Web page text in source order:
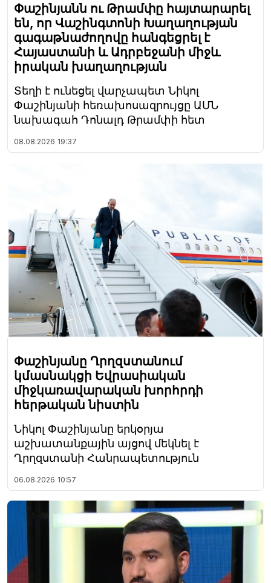
Փաշինյանն ու Թրամփը հայտարարել
են, որ Վաշինգտոնի Խաղաղության
գագաթնաժողովը հանգեցրել է
Հայաստանի և Ադրբեջանի միջև
իրական խաղաղության
Տեղի է ունեցել վարչապետ Նիկոլ
Փաշինյանի հեռախոսազրույցը ԱՄՆ
նախագահ Դոնալդ Թրամփի հետ
08.08.2026 19:37
Փաշինյանը Ղրղզստանում
կմասնակցի Եվրասիական
միջկառավարական խորհրդի
հերթական նիստին
Նիկոլ Փաշինյանը երկօրյա
աշխատանքային այցով մեկնել է
Ղրղզստանի Հանրապետություն
06.08.2026 10:57